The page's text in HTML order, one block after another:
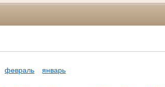
февраль
январь